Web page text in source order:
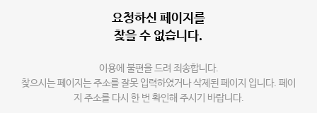
요청하신 페이지를
찾을 수 없습니다.
이용에 불편을 드려 죄송합니다.
찾으시는 페이지는 주소를 잘못 입력하였거나 삭제된 페이지 입니다. 페이
지 주소를 다시 한 번 확인해 주시기 바랍니다.